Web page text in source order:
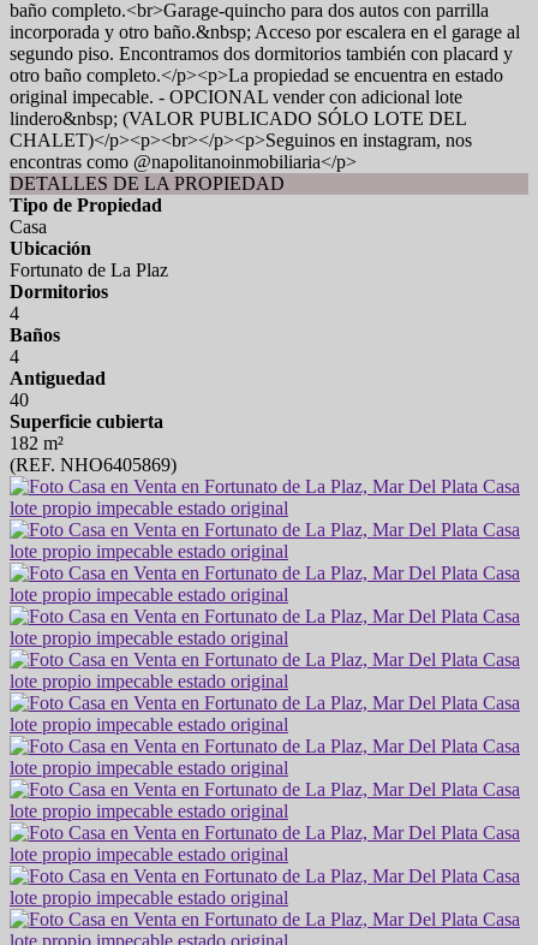
baño completo.<br>Garage-quincho para dos autos con parrilla
incorporada y otro baño.&nbsp; Acceso por escalera en el garage al
segundo piso. Encontramos dos dormitorios también con placard y
otro baño completo.</p><p>La propiedad se encuentra en estado
original impecable. - OPCIONAL vender con adicional lote
lindero&nbsp; (VALOR PUBLICADO SÓLO LOTE DEL
CHALET)</p><p><br></p><p>Seguinos en instagram, nos
encontras como @napolitanoinmobiliaria</p>
DETALLES DE LA PROPIEDAD
Tipo de Propiedad
Casa
Ubicación
Fortunato de La Plaz
Dormitorios
4
Baños
4
Antiguedad
40
Superficie cubierta
182 m²
(REF. NHO6405869)